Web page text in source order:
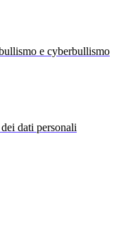
e cyberbullismo
dati personali